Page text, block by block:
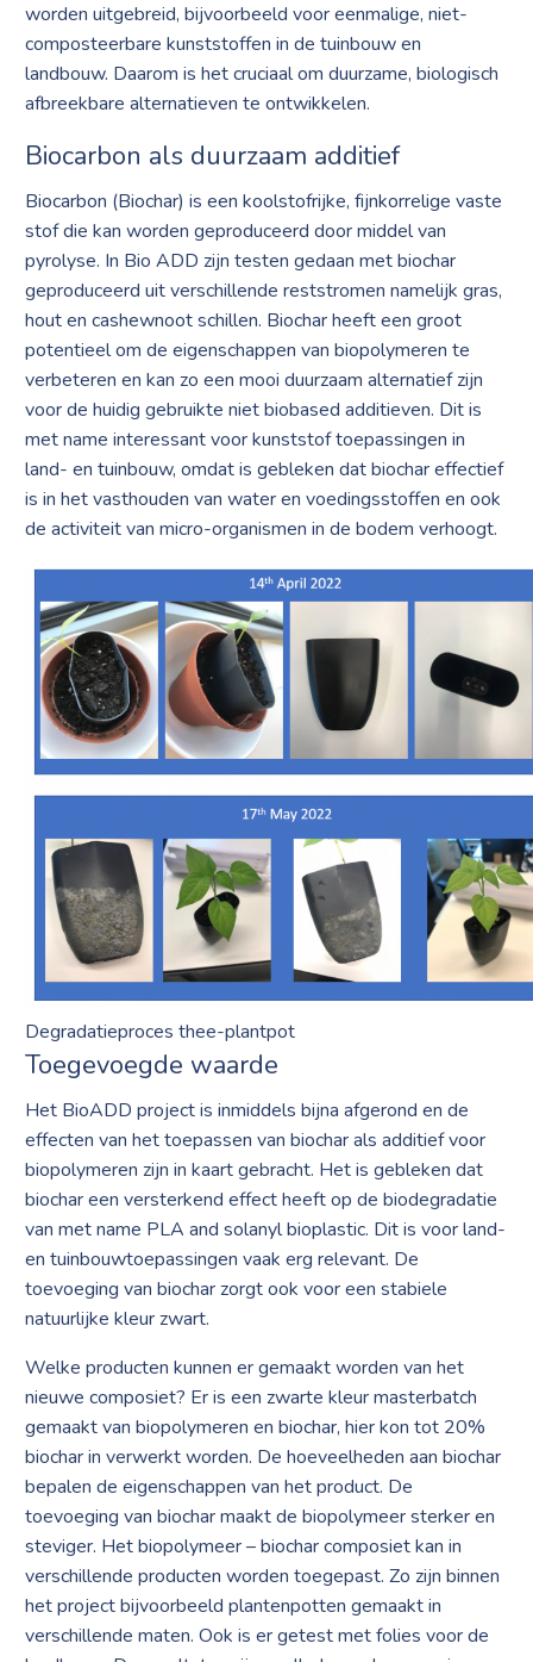
worden uitgebreid, bijvoorbeeld voor eenmalige, niet-
composteerbare kunststoffen in de tuinbouw en
landbouw. Daarom is het cruciaal om duurzame, biologisch
afbreekbare alternatieven te ontwikkelen.
Biocarbon als duurzaam additief
Biocarbon (Biochar) is een koolstofrijke, fijnkorrelige vaste
stof die kan worden geproduceerd door middel van
pyrolyse. In Bio ADD zijn testen gedaan met biochar
geproduceerd uit verschillende reststromen namelijk gras,
hout en cashewnoot schillen. Biochar heeft een groot
potentieel om de eigenschappen van biopolymeren te
verbeteren en kan zo een mooi duurzaam alternatief zijn
voor de huidig gebruikte niet biobased additieven. Dit is
met name interessant voor kunststof toepassingen in
land- en tuinbouw, omdat is gebleken dat biochar effectief
is in het vasthouden van water en voedingsstoffen en ook
de activiteit van micro-organismen in de bodem verhoogt.
Degradatieproces thee-plantpot
Toegevoegde waarde
Het BioADD project is inmiddels bijna afgerond en de
effecten van het toepassen van biochar als additief voor
biopolymeren zijn in kaart gebracht. Het is gebleken dat
biochar een versterkend effect heeft op de biodegradatie
van met name PLA and solanyl bioplastic. Dit is voor land-
en tuinbouwtoepassingen vaak erg relevant. De
toevoeging van biochar zorgt ook voor een stabiele
natuurlijke kleur zwart.
Welke producten kunnen er gemaakt worden van het
nieuwe composiet? Er is een zwarte kleur masterbatch
gemaakt van biopolymeren en biochar, hier kon tot 20%
biochar in verwerkt worden. De hoeveelheden aan biochar
bepalen de eigenschappen van het product. De
toevoeging van biochar maakt de biopolymeer sterker en
steviger. Het biopolymeer – biochar composiet kan in
verschillende producten worden toegepast. Zo zijn binnen
het project bijvoorbeeld plantenpotten gemaakt in
verschillende maten. Ook is er getest met folies voor de